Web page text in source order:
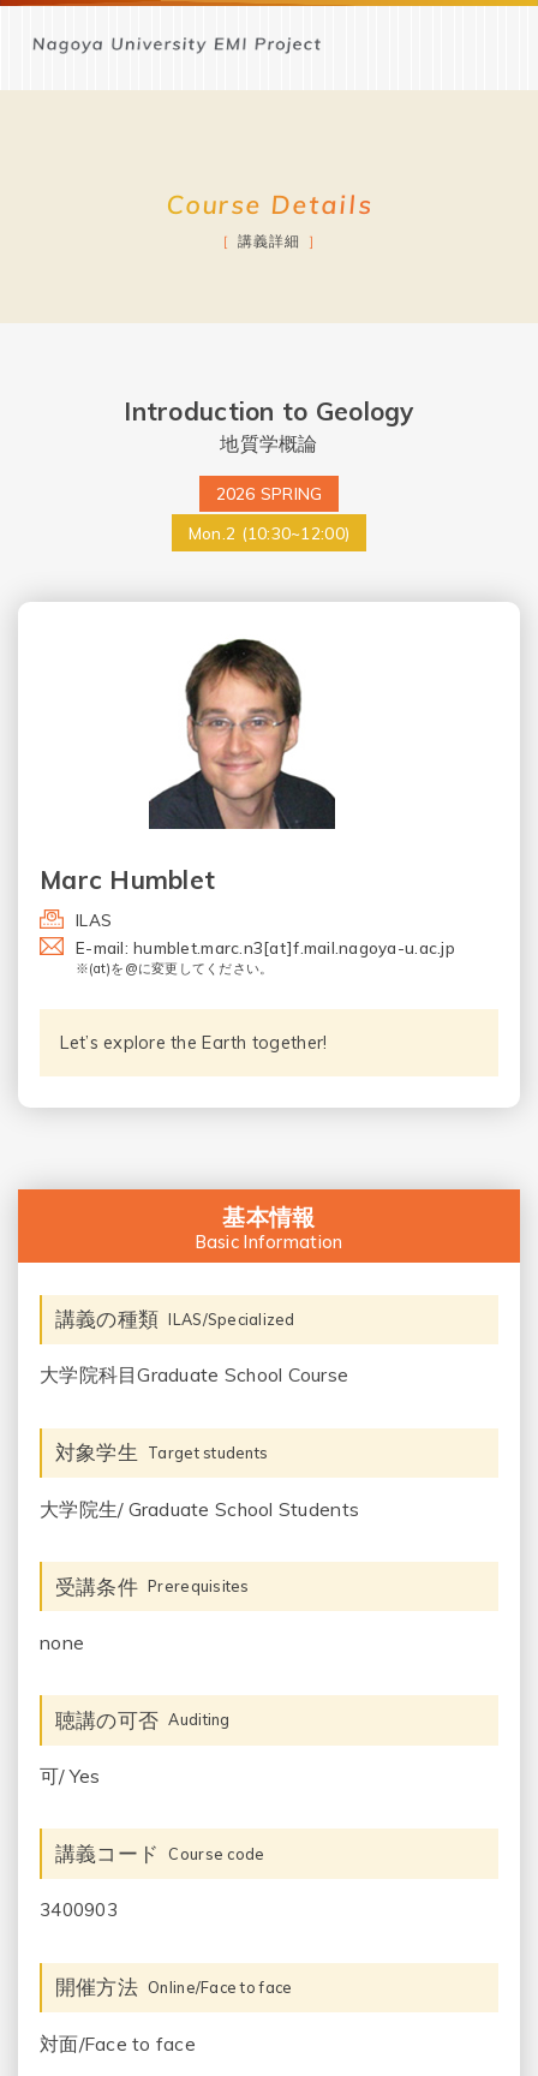
Course Details
講義詳細
Introduction to Geology
地質学概論
2026 SPRING
Mon.2 (10:30~12:00)
Marc Humblet
ILAS
E-mail: humblet.marc.n3[at]f.mail.nagoya-u.ac.jp
※(at)を@に変更してください。
Let’s explore the Earth together!
基本情報
Basic Information
講義の種類 ILAS/Specialized
大学院科目Graduate School Course
対象学生 Target students
大学院生/ Graduate School Students
受講条件 Prerequisites
none
聴講の可否 Auditing
可/ Yes
講義コード Course code
3400903
開催方法 Online/Face to face
対面/Face to face